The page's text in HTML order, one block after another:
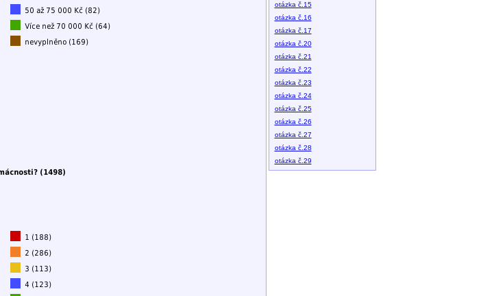
otázka č.15
otázka č.16
otázka č.17
otázka č.20
otázka č.21
otázka č.22
otázka č.23
otázka č.24
otázka č.25
otázka č.26
otázka č.27
otázka č.28
otázka č.29